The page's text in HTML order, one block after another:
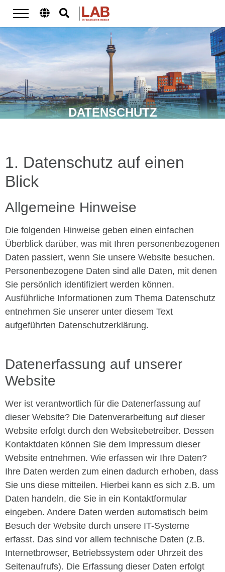
DATENSCHUTZ
1. Datenschutz auf einen
Blick
Allgemeine Hinweise
Die folgenden Hinweise geben einen einfachen
Überblick darüber, was mit Ihren personenbezogenen
Daten passiert, wenn Sie unsere Website besuchen.
Personenbezogene Daten sind alle Daten, mit denen
Sie persönlich identifiziert werden können.
Ausführliche Informationen zum Thema Datenschutz
entnehmen Sie unserer unter diesem Text
aufgeführten Datenschutzerklärung.
Datenerfassung auf unserer
Website
Wer ist verantwortlich für die Datenerfassung auf
dieser Website? Die Datenverarbeitung auf dieser
Website erfolgt durch den Websitebetreiber. Dessen
Kontaktdaten können Sie dem Impressum dieser
Website entnehmen. Wie erfassen wir Ihre Daten?
Ihre Daten werden zum einen dadurch erhoben, dass
Sie uns diese mitteilen. Hierbei kann es sich z.B. um
Daten handeln, die Sie in ein Kontaktformular
eingeben. Andere Daten werden automatisch beim
Besuch der Website durch unsere IT-Systeme
erfasst. Das sind vor allem technische Daten (z.B.
Internetbrowser, Betriebssystem oder Uhrzeit des
Seitenaufrufs). Die Erfassung dieser Daten erfolgt